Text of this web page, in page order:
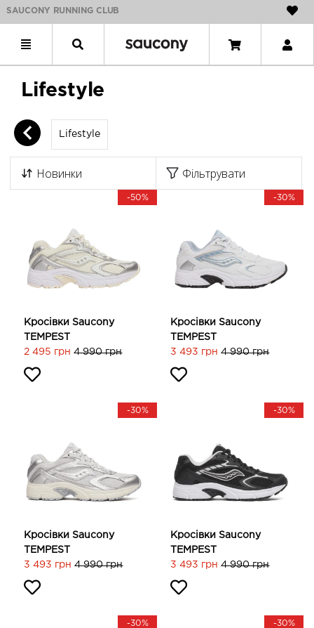
SAUCONY RUNNING CLUB
Lifestyle
Lifestyle
Новинки Фільтрувати
-50%
Кросівки Saucony
TEMPEST
2 495 грн 4 990 грн
-30%
Кросівки Saucony
TEMPEST
3 493 грн 4 990 грн
-30%
Кросівки Saucony
TEMPEST
3 493 грн 4 990 грн
-30%
Кросівки Saucony
TEMPEST
3 493 грн 4 990 грн
-30% -30%